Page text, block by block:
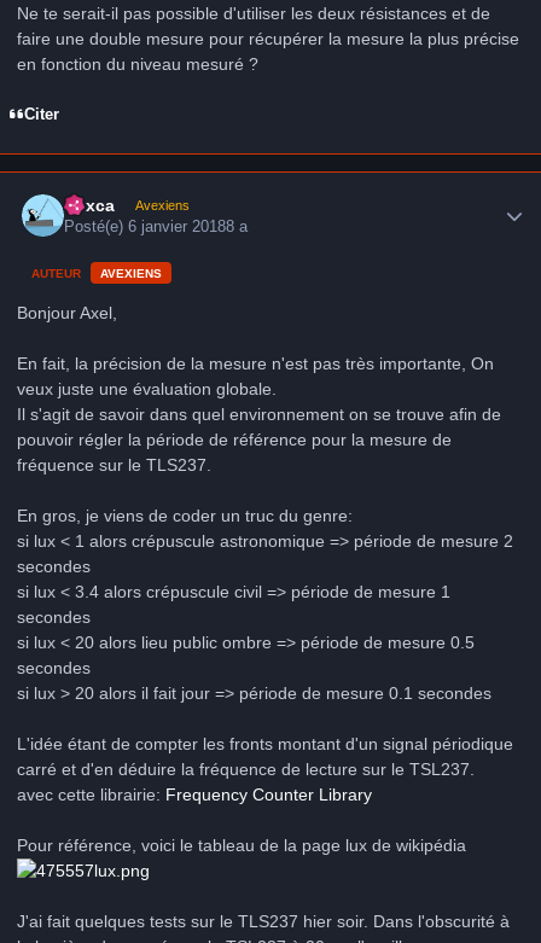
Ne te serait-il pas possible d'utiliser les deux résistances et de
faire une double mesure pour récupérer la mesure la plus précise
en fonction du niveau mesuré ?
Citer
hoxca Avexiens
Posté(e)6 janvier 20188 a
AUTEUR AVEXIENS
Bonjour Axel,
En fait, la précision de la mesure n'est pas très importante, On
veux juste une évaluation globale.
Il s'agit de savoir dans quel environnement on se trouve afin de
pouvoir régler la période de référence pour la mesure de
fréquence sur le TLS237.
En gros, je viens de coder un truc du genre:
si lux < 1 alors crépuscule astronomique => période de mesure 2
secondes
si lux < 3.4 alors crépuscule civil => période de mesure 1
secondes
si lux < 20 alors lieu public ombre => période de mesure 0.5
secondes
si lux > 20 alors il fait jour => période de mesure 0.1 secondes
L'idée étant de compter les fronts montant d'un signal périodique
carré et d'en déduire la fréquence de lecture sur le TSL237.
avec cette librairie: Frequency Counter Library
Pour référence, voici le tableau de la page lux de wikipédia
J'ai fait quelques tests sur le TLS237 hier soir. Dans l'obscurité à